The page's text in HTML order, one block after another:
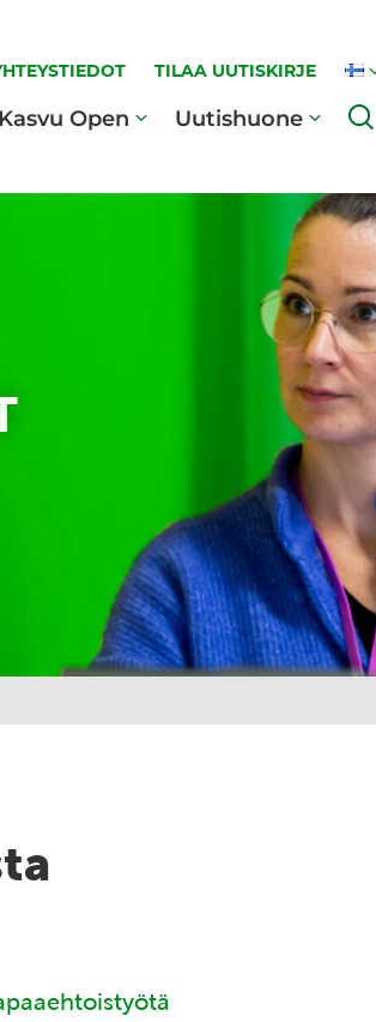
TILAA UUTISKIRJE
Kasvu Open Uutishuone